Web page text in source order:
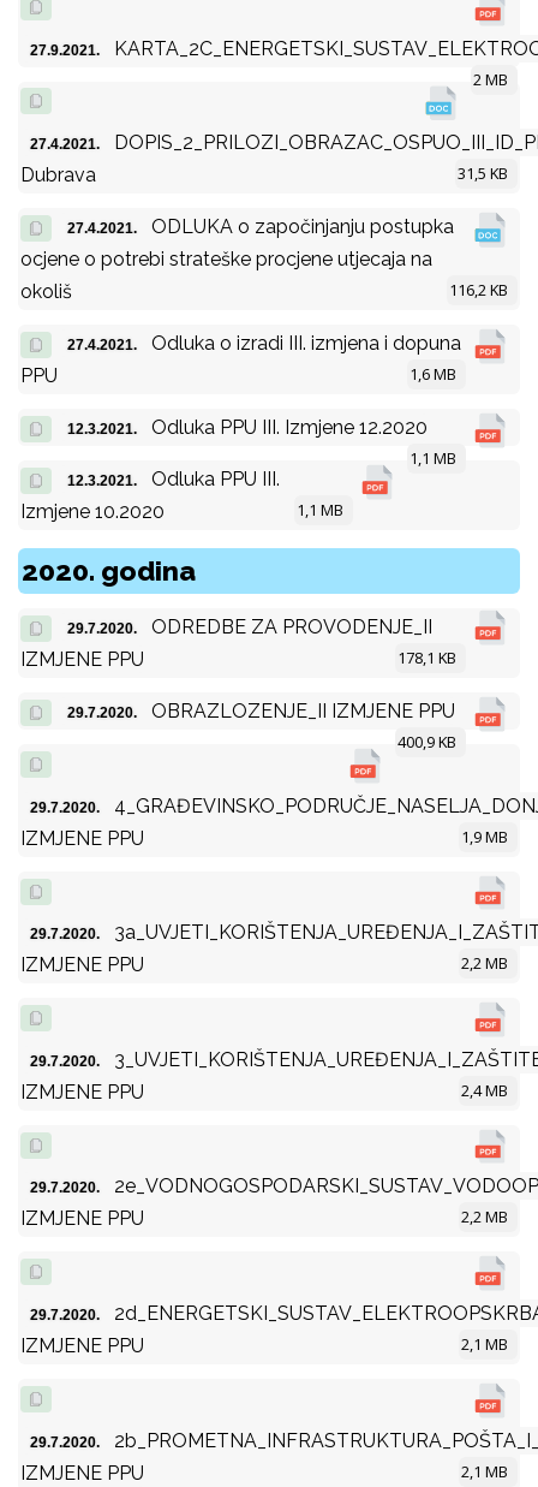
27.9.2021.
2 MB
27.4.2021.
Dubrava
31,5 KB
27.4.2021.
ODLUKA o započinjanju postupka
ocjene o potrebi strateške procjene utjecaja na
okoliš
116,2 KB
27.4.2021.
Odluka o izradi III. izmjena i dopuna
PPU
1,6 MB
12.3.2021. Odluka PPU III. Izmjene 12.2020
1,1 MB
12.3.2021.
Odluka PPU III.
Izmjene 10.2020
1,1 MB
2020. godina
29.7.2020.
ODREDBE ZA PROVODENJE_II
IZMJENE PPU
178,1 KB
29.7.2020. OBRAZLOZENJE_II IZMJENE PPU
400,9 KB
29.7.2020.
IZMJENE PPU
1,9 MB
29.7.2020.
IZMJENE PPU
2,2 MB
29.7.2020.
IZMJENE PPU
2,4 MB
29.7.2020.
IZMJENE PPU
2,2 MB
29.7.2020.
IZMJENE PPU
2,1 MB
29.7.2020.
IZMJENE PPU
2,1 MB